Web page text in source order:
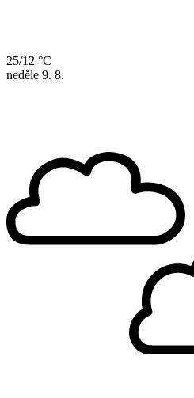
25/12 °C
neděle 9. 8.